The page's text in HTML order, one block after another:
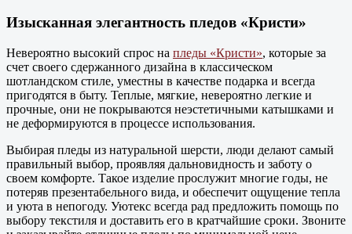
Изысканная элегантность пледов «Кристи»
Невероятно высокий спрос на пледы «Кристи», которые за
счет своего сдержанного дизайна в классическом
шотландском стиле, уместны в качестве подарка и всегда
пригодятся в быту. Теплые, мягкие, невероятно легкие и
прочные, они не покрываются неэстетичными катышками и
не деформируются в процессе использования.
Выбирая пледы из натуральной шерсти, люди делают самый
правильный выбор, проявляя дальновидность и заботу о
своем комфорте. Такое изделие прослужит многие годы, не
потеряв презентабельного вида, и обеспечит ощущение тепла
и уюта в непогоду. Уютекс всегда рад предложить помощь по
выбору текстиля и доставить его в кратчайшие сроки. Звоните